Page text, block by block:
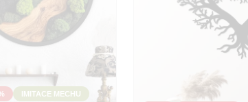
IMITACE MECHU